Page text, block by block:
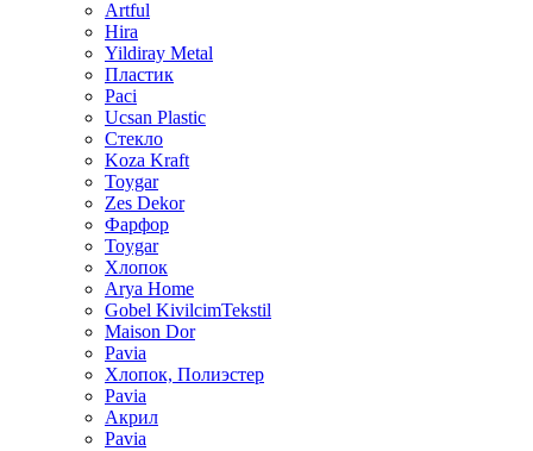
Artful
Hira
Yildiray Metal
Пластик
Paci
Ucsan Plastic
Стекло
Koza Kraft
Toygar
Zes Dekor
Фарфор
Toygar
Хлопок
Arya Home
Gobel KivilcimTekstil
Maison Dor
Pavia
Хлопок, Полиэстер
Pavia
Акрил
Pavia